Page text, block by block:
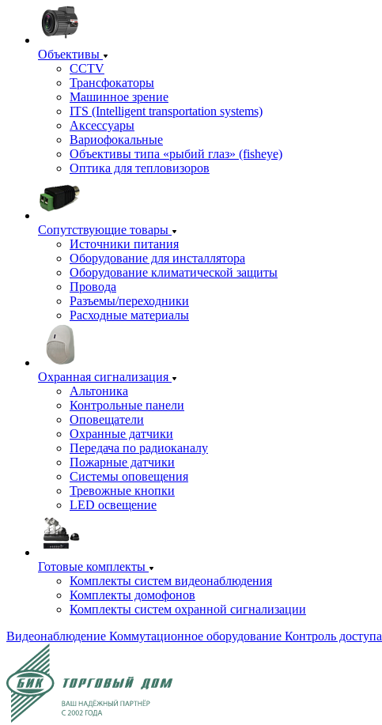
Объективы
CCTV
Трансфокаторы
Машинное зрение
ITS (Intelligent transportation systems)
Аксессуары
Вариофокальные
Объективы типа «рыбий глаз» (fisheye)
Оптика для тепловизоров
Сопутствующие товары
Источники питания
Оборудование для инсталлятора
Оборудование климатической защиты
Провода
Разъемы/переходники
Расходные материалы
Охранная сигнализация
Альтоника
Контрольные панели
Оповещатели
Охранные датчики
Передача по радиоканалу
Пожарные датчики
Системы оповещения
Тревожные кнопки
LED освещение
Готовые комплекты
Комплекты систем видеонаблюдения
Комплекты домофонов
Комплекты систем охранной сигнализации
Видеонаблюдение Коммутационное оборудование Контроль доступа